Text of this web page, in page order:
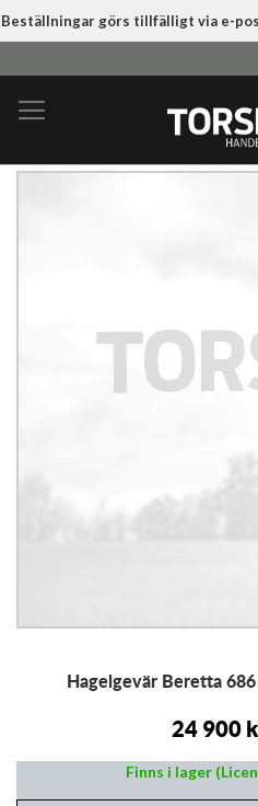
Beställningar görs tillfälligt via e-
till
innehållet
Hagelgevär Beretta
24 900
Finns i lager